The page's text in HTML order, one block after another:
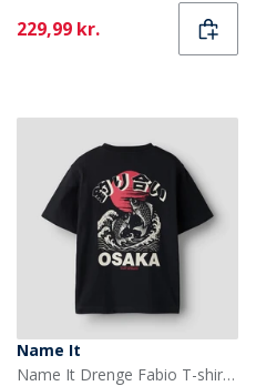
Current
229,99 kr.
Name It
Name It Drenge Fabio T-shirt Black Beauty